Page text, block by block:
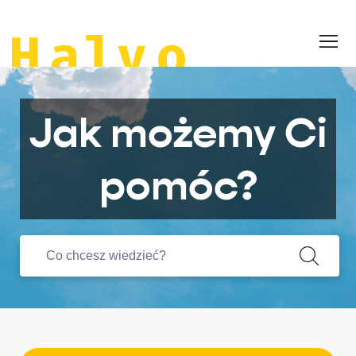
Jak możemy Ci
pomóc?